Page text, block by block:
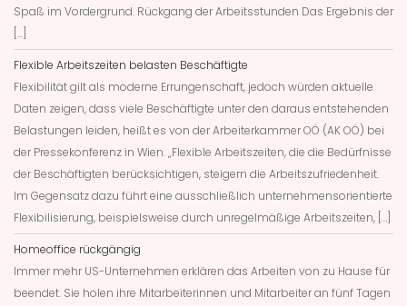
Spaß im Vordergrund. Rückgang der Arbeitsstunden Das Ergebnis der
[…]
Flexible Arbeitszeiten belasten Beschäftigte
Flexibilität gilt als moderne Errungenschaft, jedoch würden aktuelle
Daten zeigen, dass viele Beschäftigte unter den daraus entstehenden
Belastungen leiden, heißt es von der Arbeiterkammer OÖ (AK OÖ) bei
der Pressekonferenz in Wien. „Flexible Arbeitszeiten, die die Bedürfnisse
der Beschäftigten berücksichtigen, steigern die Arbeitszufriedenheit.
Im Gegensatz dazu führt eine ausschließlich unternehmensorientierte
Flexibilisierung, beispielsweise durch unregelmäßige Arbeitszeiten, […]
Homeoffice rückgängig
Immer mehr US-Unternehmen erklären das Arbeiten von zu Hause für
beendet. Sie holen ihre Mitarbeiterinnen und Mitarbeiter an fünf Tagen